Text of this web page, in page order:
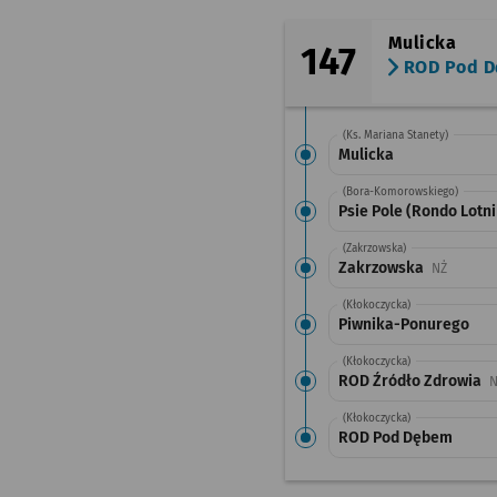
147
Mulicka
ROD Pod
(Ks. Mariana Stanety)
Mulicka
(Bora-Komorowskiego)
Psie Pole (Rondo
(Zakrzowska)
Zakrzowska NŻ
(Kłokoczycka)
Piwnika-Ponurego
(Kłokoczycka)
ROD Źródło Zdrowia
(Kłokoczycka)
ROD Pod Dębem